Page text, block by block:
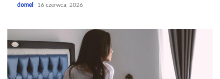
domel 16 czerwca, 2026